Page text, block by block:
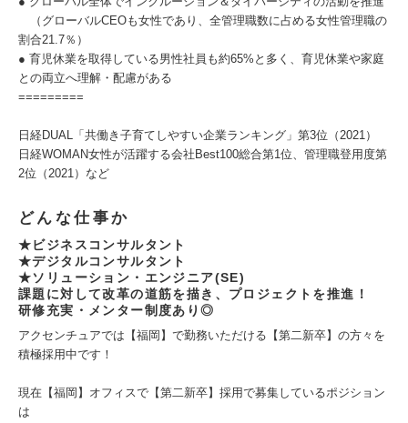
（グローバルCEOも女性であり、全管理職数に占める女性管理職の
割合21.7％）
● 育児休業を取得している男性社員も約65%と多く、育児休業や家庭
との両立へ理解・配慮がある
=========
日経DUAL「共働き子育てしやすい企業ランキング」第3位（2021）
日経WOMAN女性が活躍する会社Best100総合第1位、管理職登用度第
2位（2021）など
どんな仕事か
★ビジネスコンサルタント
★デジタルコンサルタント
★ソリューション・エンジニア(SE)
課題に対して改革の道筋を描き、プロジェクトを推進！
研修充実・メンター制度あり◎
アクセンチュアでは【福岡】で勤務いただける【第二新卒】の方々を
積極採用中です！
現在【福岡】オフィスで【第二新卒】採用で募集しているポジション
は